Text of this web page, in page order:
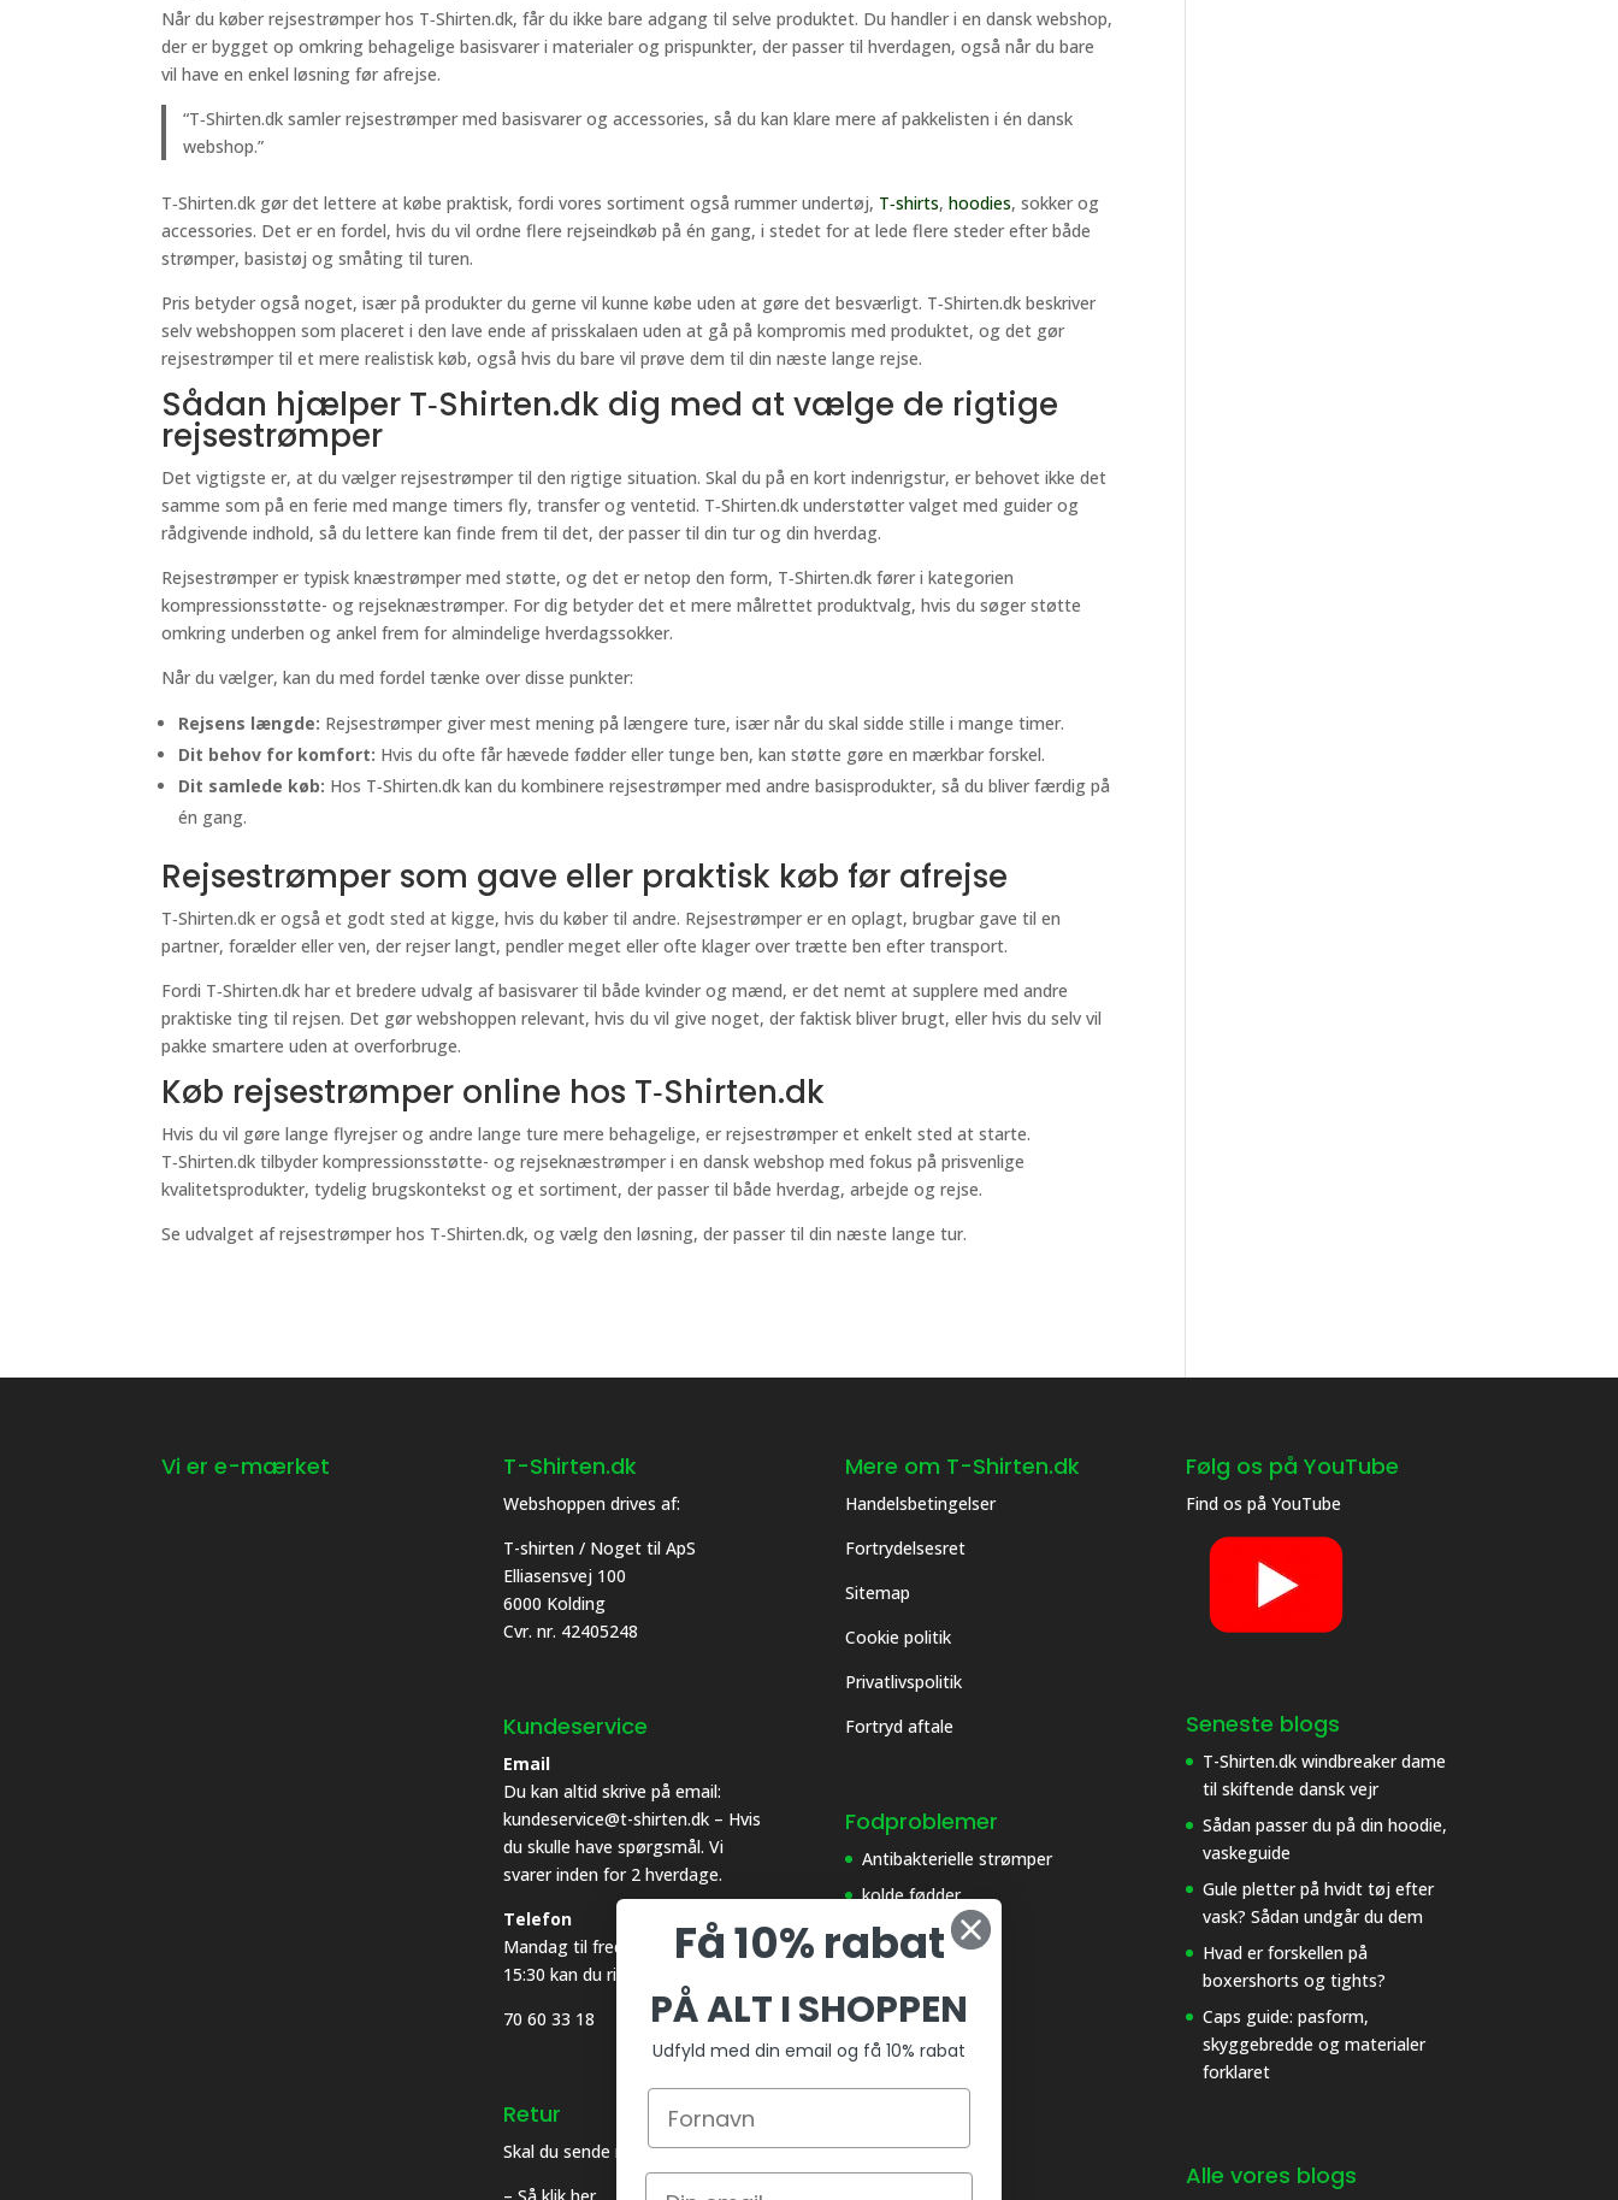
Når du køber rejsestrømper hos T‑Shirten.dk, får du ikke bare adgang til selve produktet. Du handler i en dansk webshop,
der er bygget op omkring behagelige basisvarer i materialer og prispunkter, der passer til hverdagen, også når du bare
vil have en enkel løsning før afrejse.
“T‑Shirten.dk samler rejsestrømper med basisvarer og accessories, så du kan klare mere af pakkelisten i én dansk
webshop.”
T‑Shirten.dk gør det lettere at købe praktisk, fordi vores sortiment også rummer undertøj, T‑shirts,hoodies, sokker og
accessories. Det er en fordel, hvis du vil ordne flere rejseindkøb på én gang, i stedet for at lede flere steder efter både
strømper, basistøj og småting til turen.
Pris betyder også noget, især på produkter du gerne vil kunne købe uden at gøre det besværligt. T‑Shirten.dk beskriver
selv webshoppen som placeret i den lave ende af prisskalaen uden at gå på kompromis med produktet, og det gør
rejsestrømper til et mere realistisk køb, også hvis du bare vil prøve dem til din næste lange rejse.
Sådan hjælper T‑Shirten.dk dig med at vælge de rigtige
rejsestrømper
Det vigtigste er, at du vælger rejsestrømper til den rigtige situation. Skal du på en kort indenrigstur, er behovet ikke det
samme som på en ferie med mange timers fly, transfer og ventetid. T‑Shirten.dk understøtter valget med guider og
rådgivende indhold, så du lettere kan finde frem til det, der passer til din tur og din hverdag.
Rejsestrømper er typisk knæstrømper med støtte, og det er netop den form, T‑Shirten.dk fører i kategorien
kompressionsstøtte- og rejseknæstrømper. For dig betyder det et mere målrettet produktvalg, hvis du søger støtte
omkring underben og ankel frem for almindelige hverdagssokker.
Når du vælger, kan du med fordel tænke over disse punkter:
Rejsens længde: Rejsestrømper giver mest mening på længere ture, især når du skal sidde stille i mange timer.
Dit behov for komfort: Hvis du ofte får hævede fødder eller tunge ben, kan støtte gøre en mærkbar forskel.
Dit samlede køb: Hos T‑Shirten.dk kan du kombinere rejsestrømper med andre basisprodukter, så du bliver færdig på
én gang.
Rejsestrømper som gave eller praktisk køb før afrejse
T‑Shirten.dk er også et godt sted at kigge, hvis du køber til andre. Rejsestrømper er en oplagt, brugbar gave til en
partner, forælder eller ven, der rejser langt, pendler meget eller ofte klager over trætte ben efter transport.
Fordi T‑Shirten.dk har et bredere udvalg af basisvarer til både kvinder og mænd, er det nemt at supplere med andre
praktiske ting til rejsen. Det gør webshoppen relevant, hvis du vil give noget, der faktisk bliver brugt, eller hvis du selv vil
pakke smartere uden at overforbruge.
Køb rejsestrømper online hos T‑Shirten.dk
Hvis du vil gøre lange flyrejser og andre lange ture mere behagelige, er rejsestrømper et enkelt sted at starte.
T‑Shirten.dk tilbyder kompressionsstøtte- og rejseknæstrømper i en dansk webshop med fokus på prisvenlige
kvalitetsprodukter, tydelig brugskontekst og et sortiment, der passer til både hverdag, arbejde og rejse.
Se udvalget af rejsestrømper hos T‑Shirten.dk, og vælg den løsning, der passer til din næste lange tur.
Vi er e-mærket T-Shirten.dk
Webshoppen drives af:
T-shirten / Noget til ApS
Elliasensvej 100
6000 Kolding
Cvr. nr. 42405248
Kundeservice
Email
Du kan altid skrive på email:
kundeservice@t-shirten.dk – Hvis
du skulle have spørgsmål. Vi
svarer inden for 2 hverdage.
Telefon
Mandag til fredag fra 0830 til
15:30 kan du ringe på:
70 60 33 18
Retur
Skal du sende noget retur
Mere om T-Shirten.dk
Handelsbetingelser
Fortrydelsesret
Sitemap
Cookie politik
Privatlivspolitik
Fortryd aftale
Fodproblemer
Antibakterielle strømper
kolde fødder
Sure tæer løsning
Følg os på YouTube
Find os påYouTube
Seneste blogs
T-Shirten.dk windbreaker dame
til skiftende dansk vejr
Sådan passer du på din hoodie,
vaskeguide
Gule pletter på hvidt tøj efter
vask? Sådan undgår du dem
Hvad er forskellen på
boxershorts og tights?
Caps guide: pasform,
skyggebredde og materialer
forklaret
Alle vores blogs
Få 10% rabat
PÅ ALT I SHOPPEN
Udfyld med din email og få 10% rabat